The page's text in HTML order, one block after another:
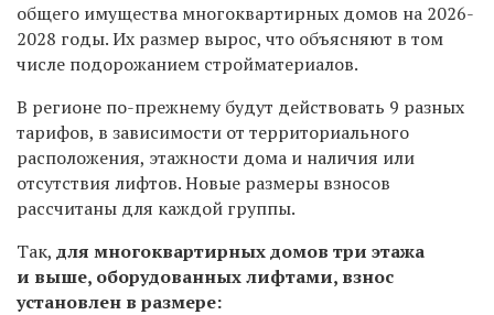
общего имущества многоквартирных домов на 2026-
2028 годы. Их размер вырос, что объясняют в том
числе подорожанием стройматериалов.
В регионе по-прежнему будут действовать 9 разных
тарифов, в зависимости от территориального
расположения, этажности дома и наличия или
отсутствия лифтов.Новые размеры взносов
рассчитаны для каждой группы.
Так, для многоквартирных домов три этажа
и выше, оборудованных лифтами, взнос
установлен в размере: